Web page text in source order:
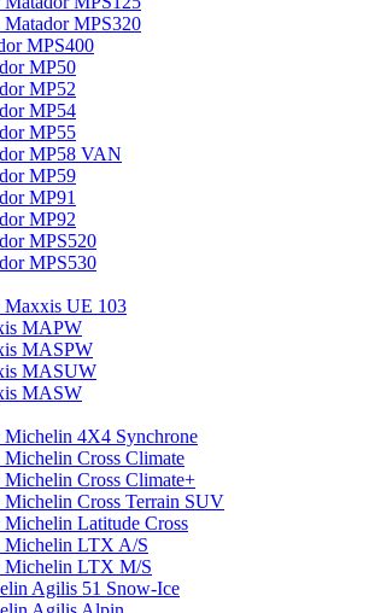
MPS320
MPS400
MP50
MP52
MP54
MP55
MP58 VAN
MP59
MP91
MP92
MPS520
MPS530
UE 103
MAPW
MASPW
MASUW
MASW
4X4 Synchrone
Cross Climate
Cross Climate+
Cross Terrain SUV
Latitude Cross
LTX A/S
LTX M/S
Agilis 51 Snow-Ice